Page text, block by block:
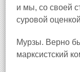
и мы, со своей
суровой
Мурзы. Верно
марксистский